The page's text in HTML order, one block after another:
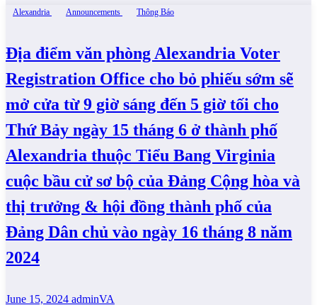
Alexandria Announcements Thông Báo
Địa điểm văn phòng Alexandria Voter
Registration Office cho bỏ phiếu sớm sẽ
mở cửa từ 9 giờ sáng đến 5 giờ tối cho
Thứ Bảy ngày 15 tháng 6 ở thành phố
Alexandria thuộc Tiểu Bang Virginia
cuộc bầu cử sơ bộ của Đảng Cộng hòa và
thị trưởng & hội đồng thành phố của
Đảng Dân chủ vào ngày 16 tháng 8 năm
2024
June 15, 2024 adminVA